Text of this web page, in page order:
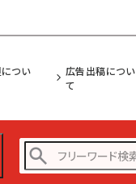
つい
広告出稿につい
て